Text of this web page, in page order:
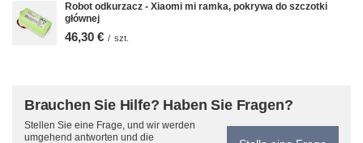
Robot odkurzacz - Xiaomi mi ramka, pokrywa do szczotki
głównej
46,30 € / szt.
Brauchen Sie Hilfe? Haben Sie Fragen?
Stellen Sie eine Frage, und wir werden
umgehend antworten und die